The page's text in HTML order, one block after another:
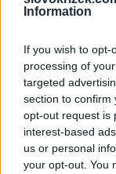
Information
If you wish to
processing of
targeted
section to confirm
opt-out request is
interest-based
us or personal
your opt-out. You